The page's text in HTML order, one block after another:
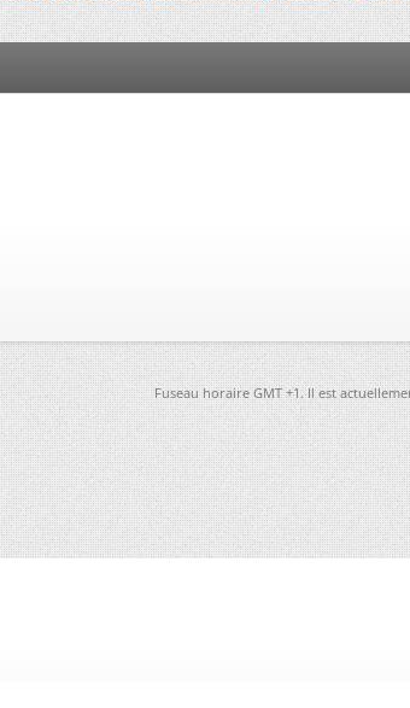
Fuseau horaire GMT +1. Il est